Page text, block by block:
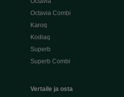
Octavia Combi
Karoq
Kodiaq
Superb
Superb Combi
Vertaile ja osta